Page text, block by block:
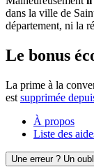
dans la ville de
département, ni la
Le bonus
La prime à la
est supprimée
À propos
Liste des
Une erreur ? Un